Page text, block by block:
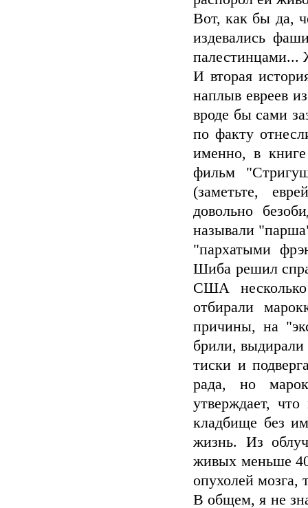
Вот, как бы да,
издевались
палестинцами...
И вторая
наплыв евреев
вроде бы сами
по факту
именно, в
фильм
(заметьте,
довольно
называли
"пархатыми
Шиба решил
США несколько
отбирали
причины, на
брили, выдирали
тиски и
рада, но
утверждает,
кладбище без
жизнь. Из
живых меньше
опухолей мозга,
В общем, я не